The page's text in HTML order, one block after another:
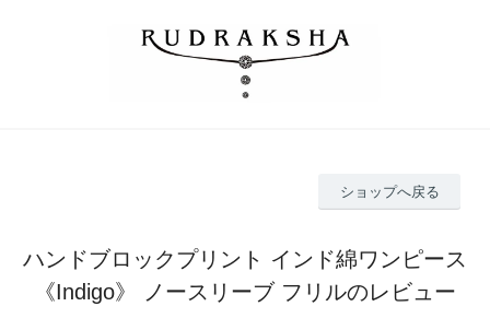
ショップへ戻る
ハンドブロックプリント インド綿ワンピース
《Indigo》 ノースリーブ フリルのレビュー